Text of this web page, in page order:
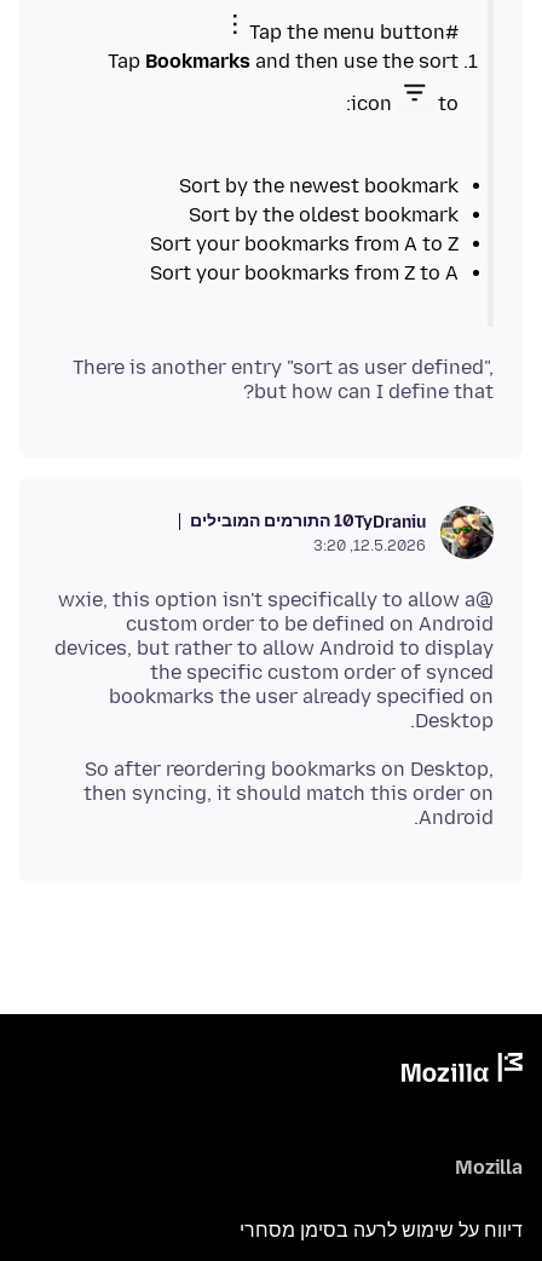
#Tap the menu button
Tap Bookmarks and then use the sort
icon
to:
Sort by the newest bookmark
Sort by the oldest bookmark
Sort your bookmarks from A to Z
Sort your bookmarks from Z to A
There is another entry "sort as user defined",
but how can I define that?
TyDraniu10 התורמים המובילים
12.5.2026, 3:20
@wxie, this option isn't specifically to allow a
custom order to be defined on Android
devices, but rather to allow Android to display
the specific custom order of synced
bookmarks the user already specified on
Desktop.
So after reordering bookmarks on Desktop,
then syncing, it should match this order on
Android.
Mozilla
דיווח על שימוש לרעה בסימן מסחרי